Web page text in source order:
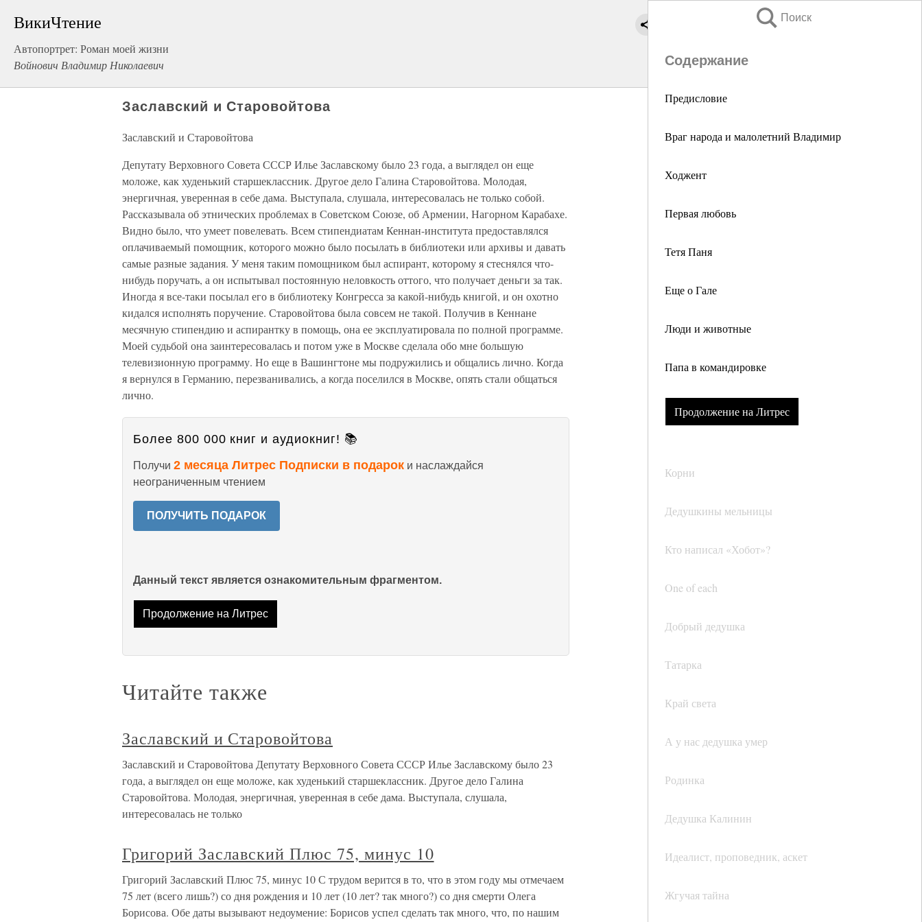
ВикиЧтение
Автопортрет: Роман моей жизни
Войнович Владимир Николаевич
Поиск
Содержание
Предисловие
Враг народа и малолетний Владимир
Ходжент
Первая любовь
Тетя Паня
Еще о Гале
Люди и животные
Папа в командировке
Продолжение на Литрес
Корни
Дедушкины мельницы
Кто написал «Хобот»?
One of each
Добрый дедушка
Татарка
Край света
А у нас дедушка умер
Родинка
Дедушка Калинин
Идеалист, проповедник, аскет
Жгучая тайна
Заславский и Старовойтова
Заславский и Старовойтова
Депутату Верховного Совета СССР Илье Заславскому было 23 года, а выглядел он еще
моложе, как худенький старшеклассник. Другое дело Галина Старовойтова. Молодая,
энергичная, уверенная в себе дама. Выступала, слушала, интересовалась не только собой.
Рассказывала об этнических проблемах в Советском Союзе, об Армении, Нагорном Карабахе.
Видно было, что умеет повелевать. Всем стипендиатам Кеннан-института предоставлялся
оплачиваемый помощник, которого можно было посылать в библиотеки или архивы и давать
самые разные задания. У меня таким помощником был аспирант, которому я стеснялся что-
нибудь поручать, а он испытывал постоянную неловкость оттого, что получает деньги за так.
Иногда я все-таки посылал его в библиотеку Конгресса за какой-нибудь книгой, и он охотно
кидался исполнять поручение. Старовойтова была совсем не такой. Получив в Кеннане
месячную стипендию и аспирантку в помощь, она ее эксплуатировала по полной программе.
Моей судьбой она заинтересовалась и потом уже в Москве сделала обо мне большую
телевизионную программу. Но еще в Вашингтоне мы подружились и общались лично. Когда
я вернулся в Германию, перезванивались, а когда поселился в Москве, опять стали общаться
лично.
Более 800 000 книг и аудиокниг! 📚
Получи 2 месяца Литрес Подписки в подарок и наслаждайся
неограниченным чтением
ПОЛУЧИТЬ ПОДАРОК
Данный текст является ознакомительным фрагментом.
Продолжение на Литрес
Читайте также
Заславский и Старовойтова
Заславский и Старовойтова Депутату Верховного Совета СССР Илье Заславскому было 23
года, а выглядел он еще моложе, как худенький старшеклассник. Другое дело Галина
Старовойтова. Молодая, энергичная, уверенная в себе дама. Выступала, слушала,
интересовалась не только
Григорий Заславский Плюс 75, минус 10
Григорий Заславский Плюс 75, минус 10 С трудом верится в то, что в этом году мы отмечаем
75 лет (всего лишь?) со дня рождения и 10 лет (10 лет? так много?) со дня смерти Олега
Борисова. Обе даты вызывают недоумение: Борисов успел сделать так много, что, по нашим